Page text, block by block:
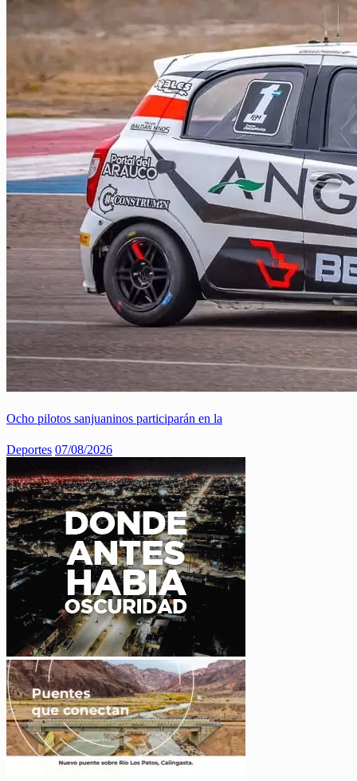
Ocho pilotos sanjuaninos participarán en la
Deportes 07/08/2026